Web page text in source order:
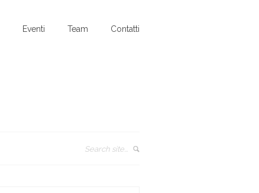
Eventi Team Contatti